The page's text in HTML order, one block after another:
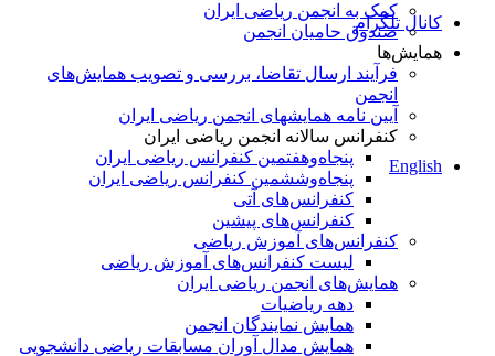
کانال تلگرام
English
کمک به انجمن ریاضی ایران
صندوق حامیان انجمن
همایش‌ها
فرآیند ارسال تقاضا، بررسی و تصویب همایش‌های
انجمن
آیین نامه همایشهای انجمن ریاضی ایران
کنفرانس‌ سالانه انجمن ریاضی ایران
پنجاه‌و‌هفتمین کنفرانس ریاضی ایران
پنجاه‌و‌ششمین کنفرانس ریاضی ایران
کنفرانس‌های آتی
کنفرانس‎‌های پیشین
کنفرانس‌های آموزش ریاضی
لیست کنفرانس‌های آموزش ریاضی
همایش‌های انجمن ریاضی ایران
دهه ریاضیات
همایش نمایندگان انجمن
همایش مدال آوران مسابقات ریاضی دانشجویی